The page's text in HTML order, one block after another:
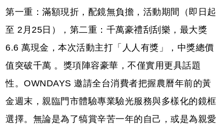
第一重：滿額現折，配鏡無負擔，活動期間（即日起
至 2月25日），第二重：千萬豪禮刮刮樂，最大獎
6.6 萬現金，本次活動主打「人人有獎」，中獎總價
值突破千萬 。獎項陣容豪華，不僅實用更具話題
性。OWNDAYS 邀請全台消費者把握農曆年前的黃
金週末，親臨門市體驗專業驗光服務與多樣化的鏡框
選擇。無論是為了犒賞辛苦一年的自己，或是為親愛